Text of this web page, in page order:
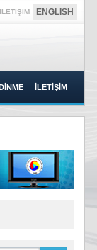
İLETİŞİM ENGLISH
İLETİŞİM